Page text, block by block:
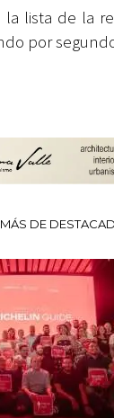
la lista de la
por
MÁS DE